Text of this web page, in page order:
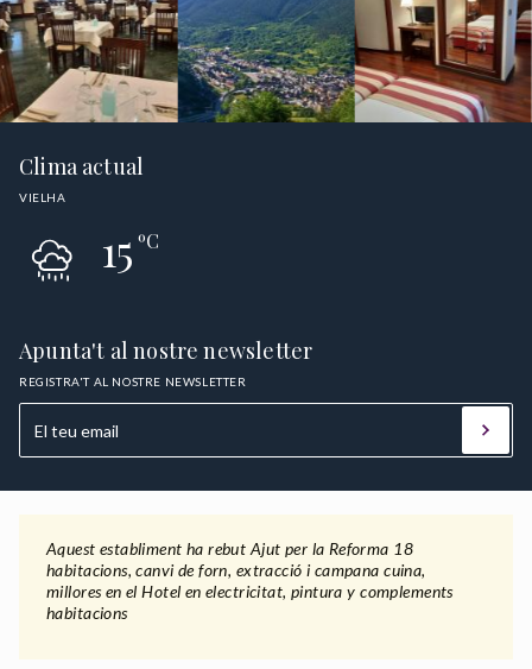
Clima actual
VIELHA
15ºC
Apunta't al nostre newsletter
REGISTRA'T AL NOSTRE NEWSLETTER
Aquest establiment ha rebut Ajut per la Reforma 18
habitacions, canvi de forn, extracció i campana cuina,
millores en el Hotel en electricitat, pintura y complements
habitacions